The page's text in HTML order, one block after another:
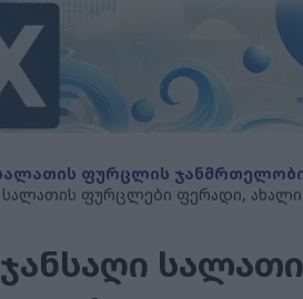
ფურცლის
სალათის ფურცლები ფერადი,